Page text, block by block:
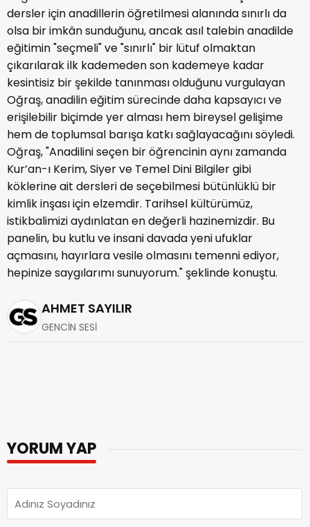
dersler için anadillerin öğretilmesi alanında sınırlı da
olsa bir imkân sunduğunu, ancak asıl talebin anadilde
eğitimin "seçmeli" ve "sınırlı" bir lütuf olmaktan
çıkarılarak ilk kademeden son kademeye kadar
kesintisiz bir şekilde tanınması olduğunu vurgulayan
Oğraş, anadilin eğitim sürecinde daha kapsayıcı ve
erişilebilir biçimde yer alması hem bireysel gelişime
hem de toplumsal barışa katkı sağlayacağını söyledi.
Oğraş, "Anadilini seçen bir öğrencinin aynı zamanda
Kur’an-ı Kerim, Siyer ve Temel Dini Bilgiler gibi
köklerine ait dersleri de seçebilmesi bütünlüklü bir
kimlik inşası için elzemdir. Tarihsel kültürümüz,
istikbalimizi aydınlatan en değerli hazinemizdir. Bu
panelin, bu kutlu ve insani davada yeni ufuklar
açmasını, hayırlara vesile olmasını temenni ediyor,
hepinize saygılarımı sunuyorum." şeklinde konuştu.
AHMET SAYILIR
GENCİN SESİ
YORUM YAP